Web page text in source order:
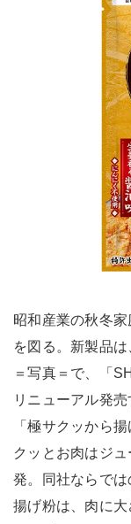
昭和産業の秋冬
を図る。新製品
＝写真＝で、「
リニューアル発売
「極サクッから
クッとお肉はジ
発。同社ならで
揚げ粉は、肉に